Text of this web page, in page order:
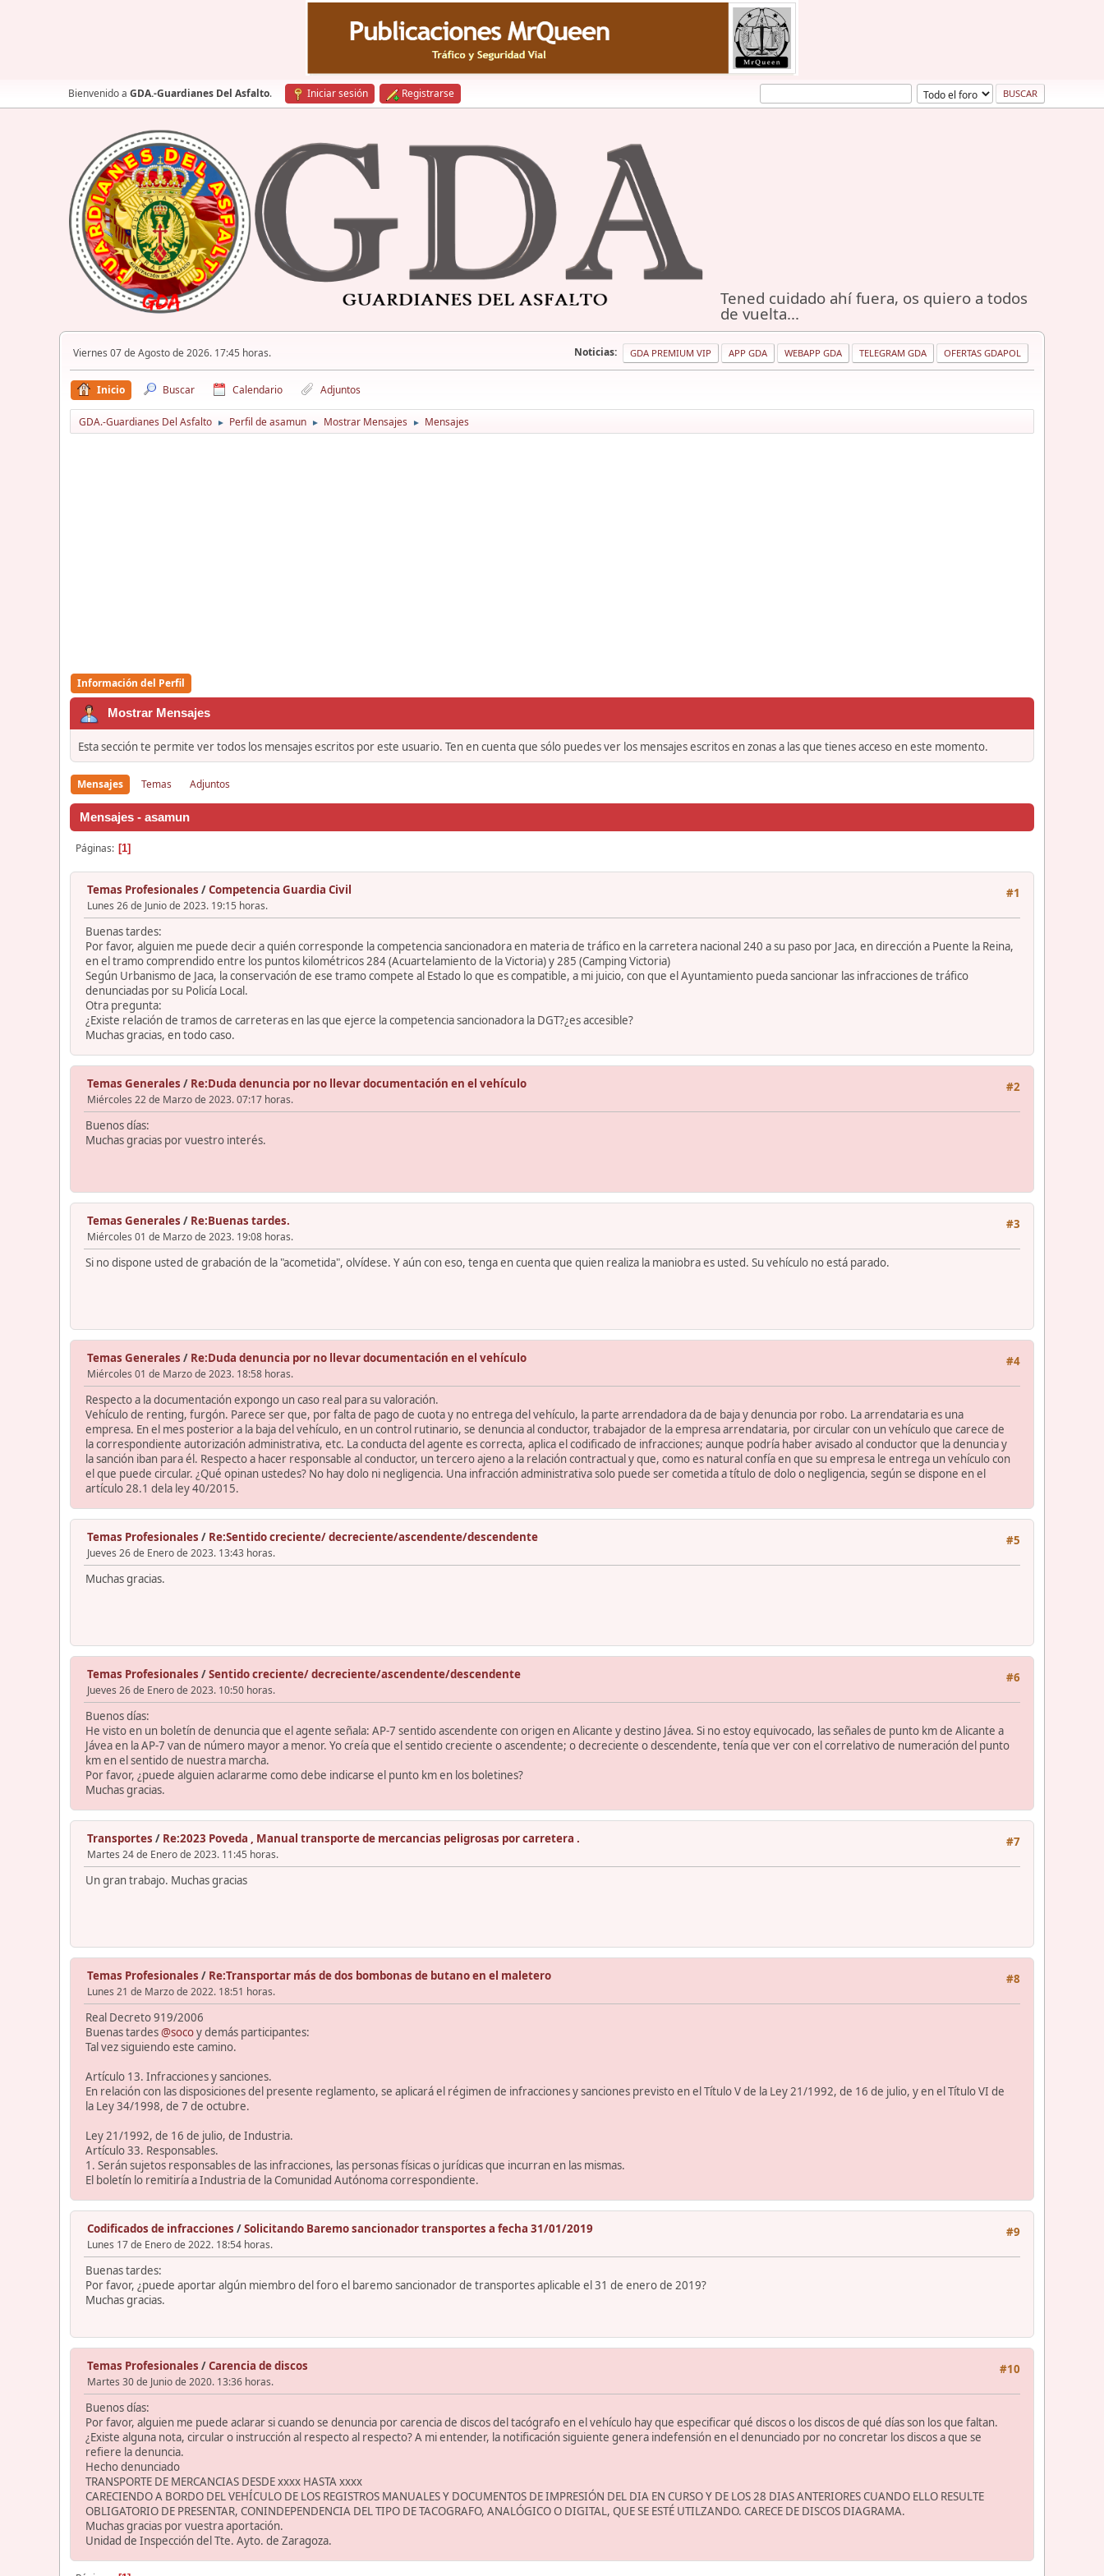
Bienvenido a GDA.-Guardianes Del Asfalto. Iniciar sesión Registrarse
Tened cuidado ahí fuera, os quiero a todos
de vuelta...
Viernes 07 de Agosto de 2026. 17:45 horas. Noticias: GDA PREMIUM VIP APP GDA WEBAPP GDA TELEGRAM GDA OFERTAS GDAPOL
Inicio Buscar Calendario Adjuntos
GDA.-Guardianes Del Asfalto ► Perfil de asamun ► Mostrar Mensajes ► Mensajes
Información del Perfil
Mostrar Mensajes
Esta sección te permite ver todos los mensajes escritos por este usuario. Ten en cuenta que sólo puedes ver los mensajes escritos en zonas a las que tienes acceso en este momento.
Mensajes Temas Adjuntos
Mensajes - asamun
Páginas 1
#1
Temas Profesionales /Competencia Guardia Civil
Lunes 26 de Junio de 2023. 19:15 horas.
Buenas tardes:
Por favor, alguien me puede decir a quién corresponde la competencia sancionadora en materia de tráfico en la carretera nacional 240 a su paso por Jaca, en dirección a Puente la Reina,
en el tramo comprendido entre los puntos kilométricos 284 (Acuartelamiento de la Victoria) y 285 (Camping Victoria)
Según Urbanismo de Jaca, la conservación de ese tramo compete al Estado lo que es compatible, a mi juicio, con que el Ayuntamiento pueda sancionar las infracciones de tráfico
denunciadas por su Policía Local.
Otra pregunta:
¿Existe relación de tramos de carreteras en las que ejerce la competencia sancionadora la DGT?¿es accesible?
Muchas gracias, en todo caso.
#2
Temas Generales / Re:Duda denuncia por no llevar documentación en el vehículo
Miércoles 22 de Marzo de 2023. 07:17 horas.
Buenos días:
Muchas gracias por vuestro interés.
#3
Temas Generales / Re:Buenas tardes.
Miércoles 01 de Marzo de 2023. 19:08 horas.
Si no dispone usted de grabación de la "acometida", olvídese. Y aún con eso, tenga en cuenta que quien realiza la maniobra es usted. Su vehículo no está parado.
#4
Temas Generales / Re:Duda denuncia por no llevar documentación en el vehículo
Miércoles 01 de Marzo de 2023. 18:58 horas.
Respecto a la documentación expongo un caso real para su valoración.
Vehículo de renting, furgón. Parece ser que, por falta de pago de cuota y no entrega del vehículo, la parte arrendadora da de baja y denuncia por robo. La arrendataria es una
empresa. En el mes posterior a la baja del vehículo, en un control rutinario, se denuncia al conductor, trabajador de la empresa arrendataria, por circular con un vehículo que carece de
la correspondiente autorización administrativa, etc. La conducta del agente es correcta, aplica el codificado de infracciones; aunque podría haber avisado al conductor que la denuncia y
la sanción iban para él. Respecto a hacer responsable al conductor, un tercero ajeno a la relación contractual y que, como es natural confía en que su empresa le entrega un vehículo con
el que puede circular. ¿Qué opinan ustedes? No hay dolo ni negligencia. Una infracción administrativa solo puede ser cometida a título de dolo o negligencia, según se dispone en el
artículo 28.1 dela ley 40/2015.
#5
Temas Profesionales / Re:Sentido creciente/ decreciente/ascendente/descendente
Jueves 26 de Enero de 2023. 13:43 horas.
Muchas gracias.
#6
Temas Profesionales /Sentido creciente/ decreciente/ascendente/descendente
Jueves 26 de Enero de 2023. 10:50 horas.
Buenos días:
He visto en un boletín de denuncia que el agente señala: AP-7 sentido ascendente con origen en Alicante y destino Jávea. Si no estoy equivocado, las señales de punto km de Alicante a
Jávea en la AP-7 van de número mayor a menor. Yo creía que el sentido creciente o ascendente; o decreciente o descendente, tenía que ver con el correlativo de numeración del punto
km en el sentido de nuestra marcha.
Por favor, ¿puede alguien aclararme como debe indicarse el punto km en los boletines?
Muchas gracias.
#7
Transportes / Re:2023 Poveda , Manual transporte de mercancias peligrosas por carretera .
Martes 24 de Enero de 2023. 11:45 horas.
Un gran trabajo. Muchas gracias
#8
Temas Profesionales / Re:Transportar más de dos bombonas de butano en el maletero
Lunes 21 de Marzo de 2022. 18:51 horas.
Real Decreto 919/2006
Buenas tardes@socoy demás participantes:
Tal vez siguiendo este camino.
Artículo 13. Infracciones y sanciones.
En relación con las disposiciones del presente reglamento, se aplicará el régimen de infracciones y sanciones previsto en el Título V de la Ley 21/1992, de 16 de julio, y en el Título VI de
la Ley 34/1998, de 7 de octubre.
Ley 21/1992, de 16 de julio, de Industria.
Artículo 33. Responsables.
1. Serán sujetos responsables de las infracciones, las personas físicas o jurídicas que incurran en las mismas.
El boletín lo remitiría a Industria de la Comunidad Autónoma correspondiente.
#9
Codificados de infracciones /Solicitando Baremo sancionador transportes a fecha 31/01/2019
Lunes 17 de Enero de 2022. 18:54 horas.
Buenas tardes:
Por favor, ¿puede aportar algún miembro del foro el baremo sancionador de transportes aplicable el 31 de enero de 2019?
Muchas gracias.
#10
Temas Profesionales /Carencia de discos
Martes 30 de Junio de 2020. 13:36 horas.
Buenos días:
Por favor, alguien me puede aclarar si cuando se denuncia por carencia de discos del tacógrafo en el vehículo hay que especificar qué discos o los discos de qué días son los que faltan.
¿Existe alguna nota, circular o instrucción al respecto al respecto? A mi entender, la notificación siguiente genera indefensión en el denunciado por no concretar los discos a que se
refiere la denuncia.
Hecho denunciado
TRANSPORTE DE MERCANCIAS DESDE xxxx HASTA xxxx
CARECIENDO A BORDO DEL VEHÍCULO DE LOS REGISTROS MANUALES Y DOCUMENTOS DE IMPRESIÓN DEL DIA EN CURSO Y DE LOS 28 DIAS ANTERIORES CUANDO ELLO RESULTE
OBLIGATORIO DE PRESENTAR, CONINDEPENDENCIA DEL TIPO DE TACOGRAFO, ANALÓGICO O DIGITAL, QUE SE ESTÉ UTILZANDO. CARECE DE DISCOS DIAGRAMA.
Muchas gracias por vuestra aportación.
Unidad de Inspección del Tte. Ayto. de Zaragoza.